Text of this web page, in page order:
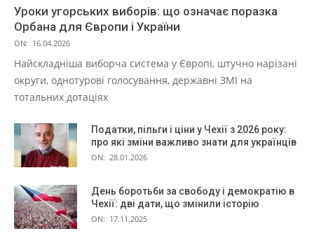
Уроки угорських виборів: що означає поразка
Орбана для Європи і України
ON: 16.04.2026
Найскладніша виборча система у Європі, штучно нарізані
округи, однотурові голосування, державні ЗМІ на
тотальних дотаціях
Податки, пільги і ціни у Чехії з 2026 року:
про які зміни важливо знати для українців
ON: 28.01.2026
День боротьби за свободу і демократію в
Чехії: дві дати, що змінили історію
ON: 17.11.2025